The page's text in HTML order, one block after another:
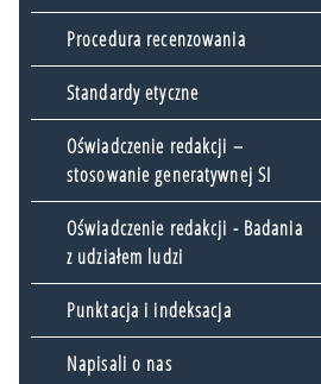
Procedura recenzowania
Standardy etyczne
Oświadczenie redakcji –
stosowanie generatywnej SI
Oświadczenie redakcji - Badania
z udziałem ludzi
Punktacja i indeksacja
Napisali o nas